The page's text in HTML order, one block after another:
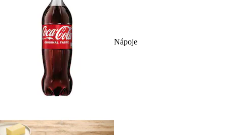
Nápoje